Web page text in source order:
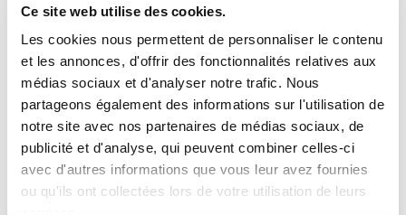
Ce site web utilise des cookies.
Les cookies nous permettent de personnaliser le contenu
et les annonces, d'offrir des fonctionnalités relatives aux
médias sociaux et d'analyser notre trafic. Nous
partageons également des informations sur l'utilisation de
notre site avec nos partenaires de médias sociaux, de
publicité et d'analyse, qui peuvent combiner celles-ci
avec d'autres informations que vous leur avez fournies
ou qu'ils ont collectées lors de votre utilisation de leurs
viruses inactivate tumor suppressor activity of p53 by
blocking this cellular response. To test whether
hepatitis B virus displays a similar effect, we studied
the p53-mediated cellular response to DNA damage
in 2215 hepatoma cells with replicative hepatitis B
virus. We demonstrate that hepatitis B virus replication
does not interfere with known cellular functions of
p53 protein.